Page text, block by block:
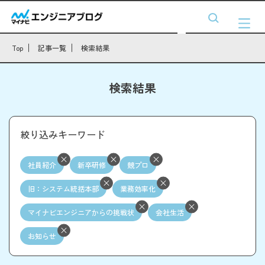
Top 記事一覧 検索結果
検索結果
絞り込みキーワード
社員紹介 新卒研修 競プロ
旧：システム統括本部 業務効率化
マイナビエンジニアからの挑戦状 会社生活
お知らせ